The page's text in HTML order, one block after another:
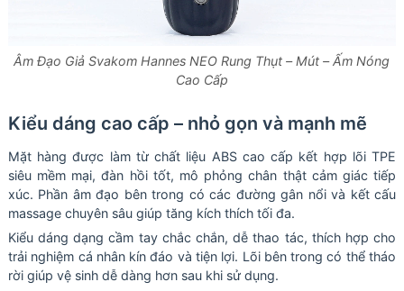
Âm Đạo Giả Svakom Hannes NEO Rung Thụt – Mút – Ấm Nóng
Cao Cấp
Kiểu dáng cao cấp – nhỏ gọn và mạnh mẽ
Mặt hàng được làm từ chất liệu ABS cao cấp kết hợp lõi TPE
siêu mềm mại, đàn hồi tốt, mô phỏng chân thật cảm giác tiếp
xúc. Phần âm đạo bên trong có các đường gân nổi và kết cấu
massage chuyên sâu giúp tăng kích thích tối đa.
Kiểu dáng dạng cầm tay chắc chắn, dễ thao tác, thích hợp cho
trải nghiệm cá nhân kín đáo và tiện lợi. Lõi bên trong có thể tháo
rời giúp vệ sinh dễ dàng hơn sau khi sử dụng.